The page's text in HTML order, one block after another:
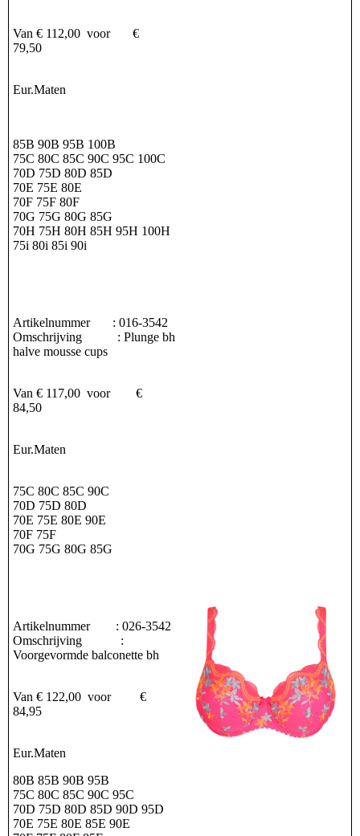
Van € 112,00 voor €
79,50
Eur.Maten
85B 90B 95B 100B
75C 80C 85C 90C 95C 100C
70D 75D 80D 85D
70E 75E 80E
70F 75F 80F
70G 75G 80G 85G
70H 75H 80H 85H 95H 100H
75i 80i 85i 90i
Artikelnummer : 016-3542
Omschrijving : Plunge bh
halve mousse cups
Van € 117,00 voor €
84,50
Eur.Maten
75C 80C 85C 90C
70D 75D 80D
70E 75E 80E 90E
70F 75F
70G 75G 80G 85G
Artikelnummer : 026-3542
Omschrijving :
Voorgevormde balconette bh
Van € 122,00 voor €
84,95
Eur.Maten
80B 85B 90B 95B
75C 80C 85C 90C 95C
70D 75D 80D 85D 90D 95D
70E 75E 80E 85E 90E